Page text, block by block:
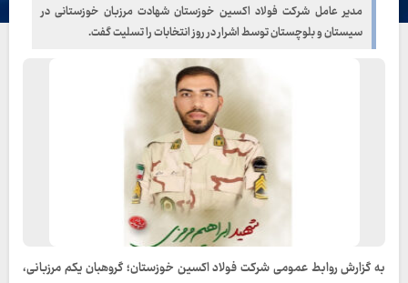
مدیر عامل شرکت فولاد اکسین خوزستان شهادت مرزبان خوزستانی در
سیستان و بلوچستان توسط اشرار در روز انتخابات را تسلیت گفت.
به گزارش روابط عمومی شرکت فولاد اکسین خوزستان؛ گروهبان یکم مرزبانی،